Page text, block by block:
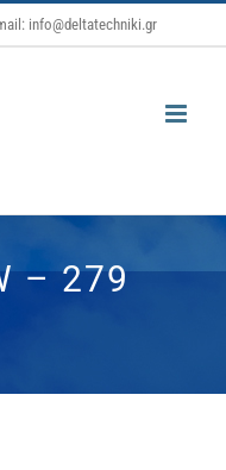
info@deltatechniki.gr
– 279